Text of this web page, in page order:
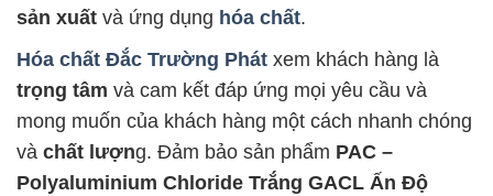
sản xuất và ứng dụng hóa chất.
Hóa chất Đắc Trường Phát xem khách hàng là
trọng tâm và cam kết đáp ứng mọi yêu cầu và
mong muốn của khách hàng một cách nhanh chóng
và chất lượng. Đảm bảo sản phẩm PAC –
Polyaluminium Chloride Trắng GACL Ấn Độ